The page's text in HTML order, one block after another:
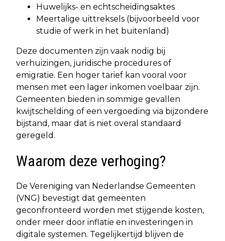
Huwelijks- en echtscheidingsaktes
Meertalige uittreksels (bijvoorbeeld voor
studie of werk in het buitenland)
Deze documenten zijn vaak nodig bij
verhuizingen, juridische procedures of
emigratie. Een hoger tarief kan vooral voor
mensen met een lager inkomen voelbaar zijn.
Gemeenten bieden in sommige gevallen
kwijtschelding of een vergoeding via bijzondere
bijstand, maar dat is niet overal standaard
geregeld.
Waarom deze verhoging?
De Vereniging van Nederlandse Gemeenten
(VNG) bevestigt dat gemeenten
geconfronteerd worden met stijgende kosten,
onder meer door inflatie en investeringen in
digitale systemen. Tegelijkertijd blijven de